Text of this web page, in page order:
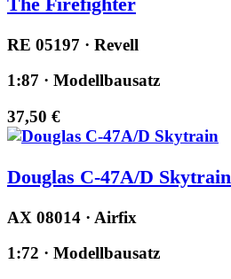
RE 05197 · Revell
1:87 · Modellbausatz
37,50 €
Douglas C-47A/D Skytrain
AX 08014 · Airfix
1:72 · Modellbausatz